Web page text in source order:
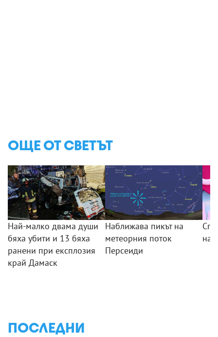
ОЩЕ ОТ СВЕТЪТ
Най-малко двама души
бяха убити и 13 бяха
ранени при експлозия
край Дамаск
Наближава пикът на
метеорния поток
Персеиди
на
ПОСЛЕДНИ